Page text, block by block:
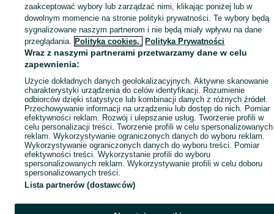
Popularne wyszukiwania
zaakceptować wybory lub zarządzać nimi, klikając poniżej lub w
dowolnym momencie na stronie polityki prywatności. Te wybory będą
sygnalizowane naszym partnerom i nie będą miały wpływu na dane
przeglądania. Polityka cookies, Polityka Prywatności
Wraz z naszymi partnerami przetwarzamy dane w celu
zapewnienia:
Użycie dokładnych danych geolokalizacyjnych. Aktywne skanowanie
charakterystyki urządzenia do celów identyfikacji. Rozumienie
odbiorców dzięki statystyce lub kombinacji danych z różnych źródeł.
Przechowywanie informacji na urządzeniu lub dostęp do nich. Pomiar
efektywności reklam. Rozwój i ulepszanie usług. Tworzenie profili w
celu personalizacji treści. Tworzenie profili w celu spersonalizowanych
reklam. Wykorzystywanie ograniczonych danych do wyboru reklam.
Wykorzystywanie ograniczonych danych do wyboru treści. Pomiar
efektywności treści. Wykorzystanie profili do wyboru
spersonalizowanych reklam. Wykorzystywanie profili w celu doboru
spersonalizowanych treści.
Lista partnerów (dostawców)